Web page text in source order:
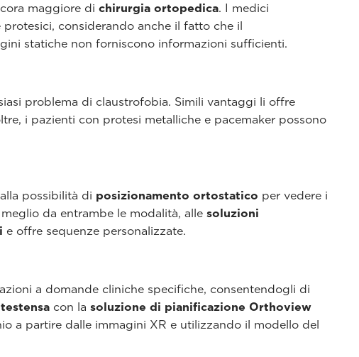
maggiore di chirurgia ortopedica. I medici
considerando anche il fatto che il
statiche non forniscono informazioni sufficienti.
problema di claustrofobia. Simili vantaggi li offre
i pazienti con protesi metalliche e pacemaker possono
possibilità di posizionamento ortostatico per vedere i
da entrambe le modalità, alle soluzioni
e offre sequenze personalizzate.
a domande cliniche specifiche, consentendogli di
con la soluzione di pianificazione Orthoview
a partire dalle immagini XR e utilizzando il modello del